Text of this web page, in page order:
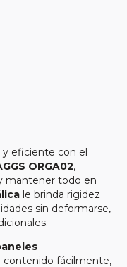
eficiente con el
ORGA02,
mantener todo en
le brinda rigidez
sin deformarse,
contenido fácilmente,